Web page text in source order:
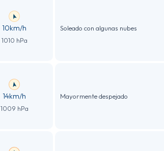
10km/h
1010 hPa
Soleado con algunas nubes
14km/h
1009 hPa
Mayormente despejado